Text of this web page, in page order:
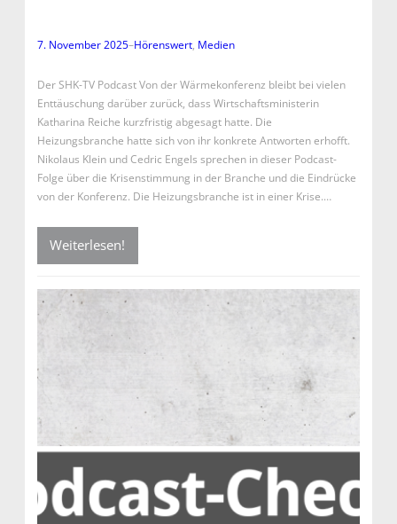
7. November 2025–Hörenswert, Medien
Der SHK-TV Podcast Von der Wärmekonferenz bleibt bei vielen
Enttäuschung darüber zurück, dass Wirtschaftsministerin
Katharina Reiche kurzfristig abgesagt hatte. Die
Heizungsbranche hatte sich von ihr konkrete Antworten erhofft.
Nikolaus Klein und Cedric Engels sprechen in dieser Podcast-
Folge über die Krisenstimmung in der Branche und die Eindrücke
von der Konferenz. Die Heizungsbranche ist in einer Krise.…
Weiterlesen!